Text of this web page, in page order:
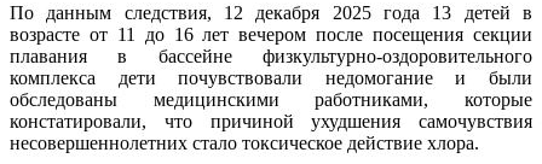
По данным следствия, 12 декабря 2025 года 13 детей в
возрасте от 11 до 16 лет вечером после посещения секции
плавания в бассейне физкультурно-оздоровительного
комплекса дети почувствовали недомогание и были
обследованы медицинскими работниками, которые
констатировали, что причиной ухудшения самочувствия
несовершеннолетних стало токсическое действие хлора.